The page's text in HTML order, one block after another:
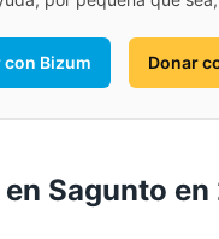
con Bizum Donar
Sagunto en